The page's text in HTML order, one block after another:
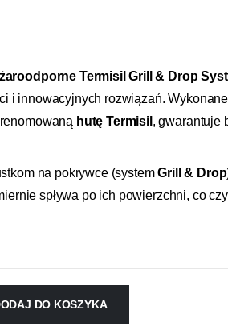
Termisil Grill & Drop
i innowacyjnych rozwiązań.
hutę Termisil , gwarantuje
na pokrywce (systemGrill & Drop
spływa po ich powierzchni, co
DO KOSZYKA